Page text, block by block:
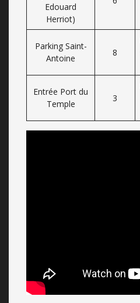
Edouard
Herriot)
Parking Saint-
Antoine
8
Entrée Port du
Temple
3